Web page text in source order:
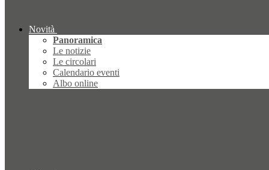
Novità
Panoramica
Le notizie
Le circolari
Calendario eventi
Albo online